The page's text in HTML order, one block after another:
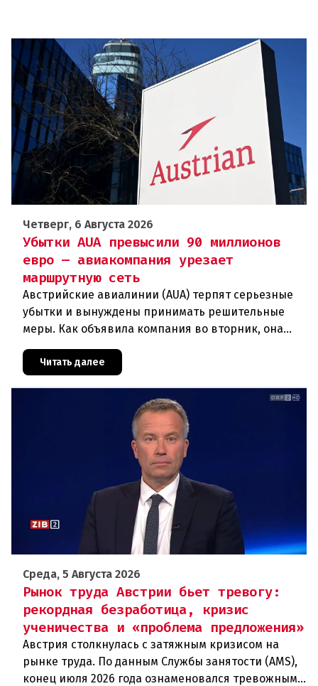
Четверг, 6 Августа 2026
Убытки AUA превысили 90 миллионов
евро — авиакомпания урезает
маршрутную сеть
Австрийские авиалинии (AUA) терпят серьезные
убытки и вынуждены принимать решительные
меры. Как объявила компания во вторник, она
Грац.Причиной столь жесткой экономии
Читать далее
Среда, 5 Августа 2026
Рынок труда Австрии бьет тревогу:
рекордная безработица, кризис
ученичества и «проблема предложения»
Австрия столкнулась с затяжным кризисом на
рынке труда. По данным Службы занятости (AMS),
конец июля 2026 года ознаменовался тревожными